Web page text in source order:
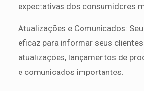
expectativas dos consumidores
Atualizações e Comunicados:
eficaz para informar seus
atualizações, lançamentos de
e comunicados importantes.